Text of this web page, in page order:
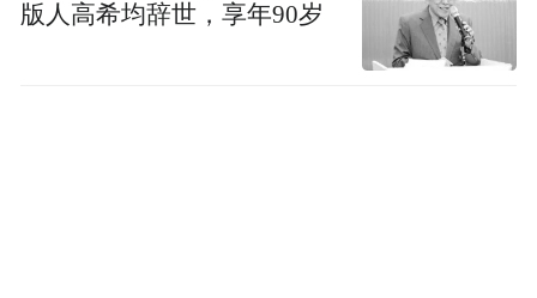
版人高希均辞世，享年90岁